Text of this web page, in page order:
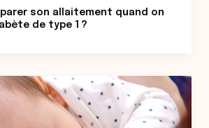
son allaitement quand on
de type 1 ?